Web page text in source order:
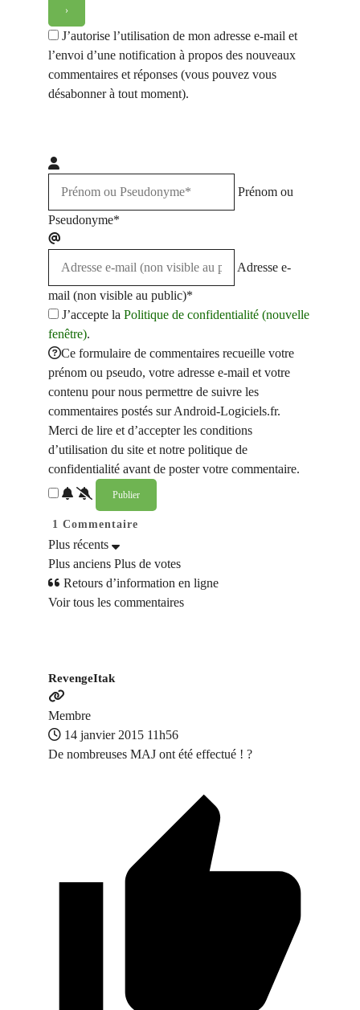
J’autorise l’utilisation de mon adresse e-mail et
l’envoi d’une notification à propos des nouveaux
commentaires et réponses (vous pouvez vous
désabonner à tout moment).
Prénom ou
Pseudonyme*
Adresse e-
mail (non visible au public)*
J’accepte la Politique de confidentialité (nouvelle
fenêtre).
Ce formulaire de commentaires recueille votre
prénom ou pseudo, votre adresse e-mail et votre
contenu pour nous permettre de suivre les
commentaires postés sur Android-Logiciels.fr.
Merci de lire et d’accepter les conditions
d’utilisation du site et notre politique de
confidentialité avant de poster votre commentaire.
1 Commentaire
Plus récents
Plus anciens Plus de votes
Retours d’information en ligne
Voir tous les commentaires
RevengeItak
Membre
14 janvier 2015 11h56
De nombreuses MAJ ont été effectué ! ?